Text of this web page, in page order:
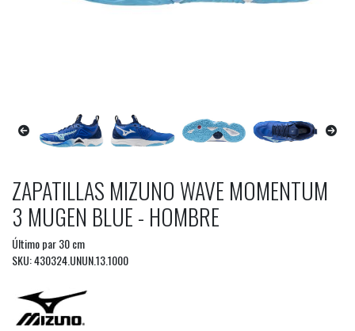
ZAPATILLAS MIZUNO WAVE MOMENTUM
3 MUGEN BLUE - HOMBRE
Último par 30 cm
SKU: 430324.UNUN.13.1000